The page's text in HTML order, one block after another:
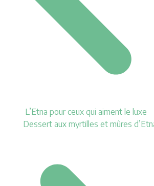
L’Etna pour ceux qui aiment le luxe
Dessert aux myrtilles et mûres